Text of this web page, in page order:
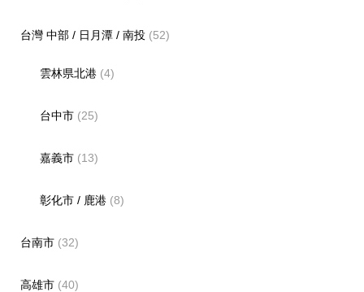
台灣 中部 / 日月潭 / 南投(52)
雲林県北港 (4)
台中市 (25)
嘉義市 (13)
彰化市 / 鹿港 (8)
台南市(32)
高雄市(40)